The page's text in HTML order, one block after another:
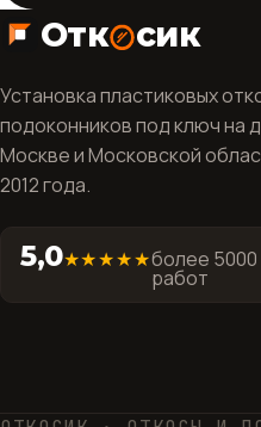
Отк сик
Установка пластиковых
подоконников под ключ на
Москве и Московской
2012 года.
5,0★★★★★более 5000
работ